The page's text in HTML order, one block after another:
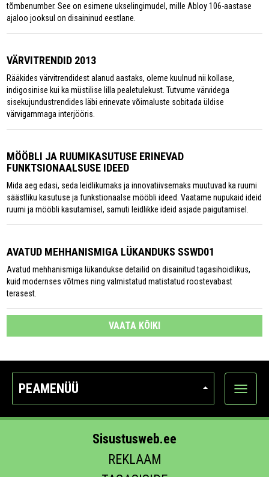
tõmbenumber. See on esimene ukselingimudel, mille Abloy 106-aastase
ajaloo jooksul on disaininud eestlane.
VÄRVITRENDID 2013
Rääkides värvitrendidest alanud aastaks, oleme kuulnud nii kollase,
indigosinise kui ka müstilise lilla pealetulekust. Tutvume värvidega
sisekujundustrendides läbi erinevate võimaluste sobitada üldise
värvigammaga interjööris.
MÖÖBLI JA RUUMIKASUTUSE ERINEVAD
FUNKTSIONAALSUSE IDEED
Mida aeg edasi, seda leidlikumaks ja innovatiivsemaks muutuvad ka ruumi
säästliku kasutuse ja funkstionaalse mööbli ideed. Vaatame nupukaid ideid
ruumi ja mööbli kasutamisel, samuti leidlikke ideid asjade paigutamisel.
AVATUD MEHHANISMIGA LÜKANDUKS SSWD01
Avatud mehhanismiga lükandukse detailid on disainitud tagasihoidlikus,
kuid modernses võtmes ning valmistatud matistatud roostevabast
terasest.
VAATA KÕIKI
PEAMENÜÜ
Ava
Sisustusweb.ee
REKLAAM